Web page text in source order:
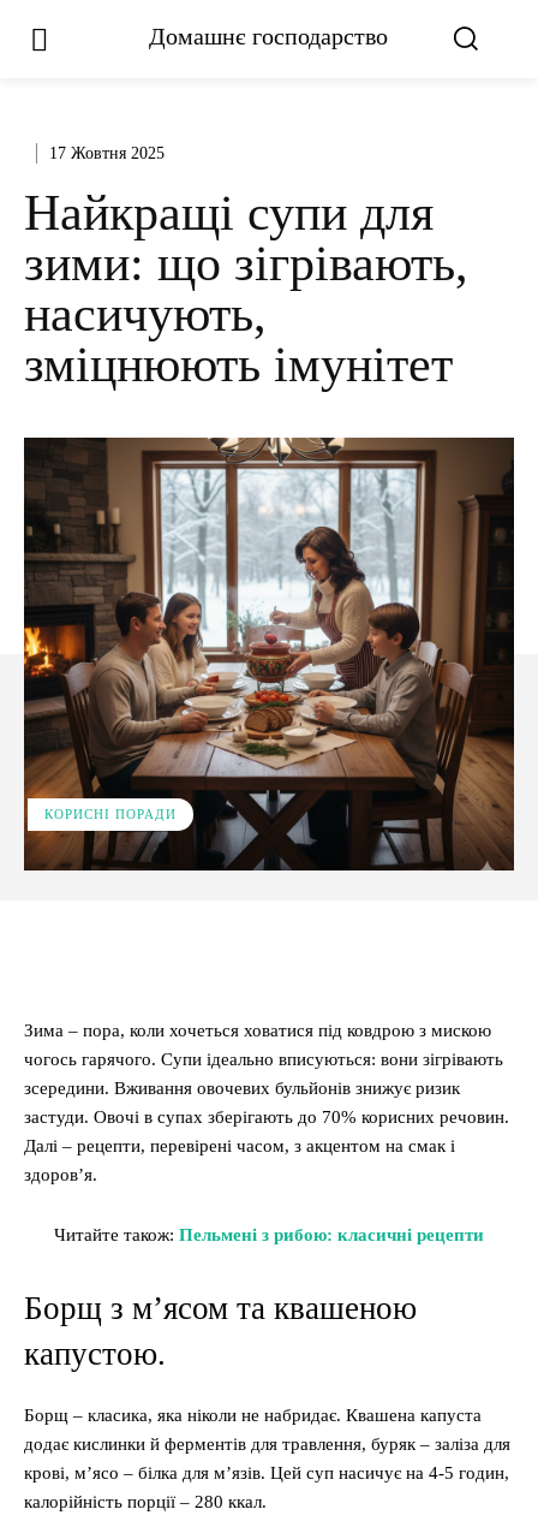
Домашнє господарство
17 Жовтня 2025
Найкращі супи для
зими: що зігрівають,
насичують,
зміцнюють імунітет
КОРИСНІ ПОРАДИ
Зима – пора, коли хочеться ховатися під ковдрою з мискою
чогось гарячого. Супи ідеально вписуються: вони зігрівають
зсередини. Вживання овочевих бульйонів знижує ризик
застуди. Овочі в супах зберігають до 70% корисних речовин.
Далі – рецепти, перевірені часом, з акцентом на смак і
здоров’я.
Читайте також: Пельмені з рибою: класичні рецепти
Борщ з м’ясом та квашеною
капустою.
Борщ – класика, яка ніколи не набридає. Квашена капуста
додає кислинки й ферментів для травлення, буряк – заліза для
крові, м’ясо – білка для м’язів. Цей суп насичує на 4-5 годин,
калорійність порції – 280 ккал.